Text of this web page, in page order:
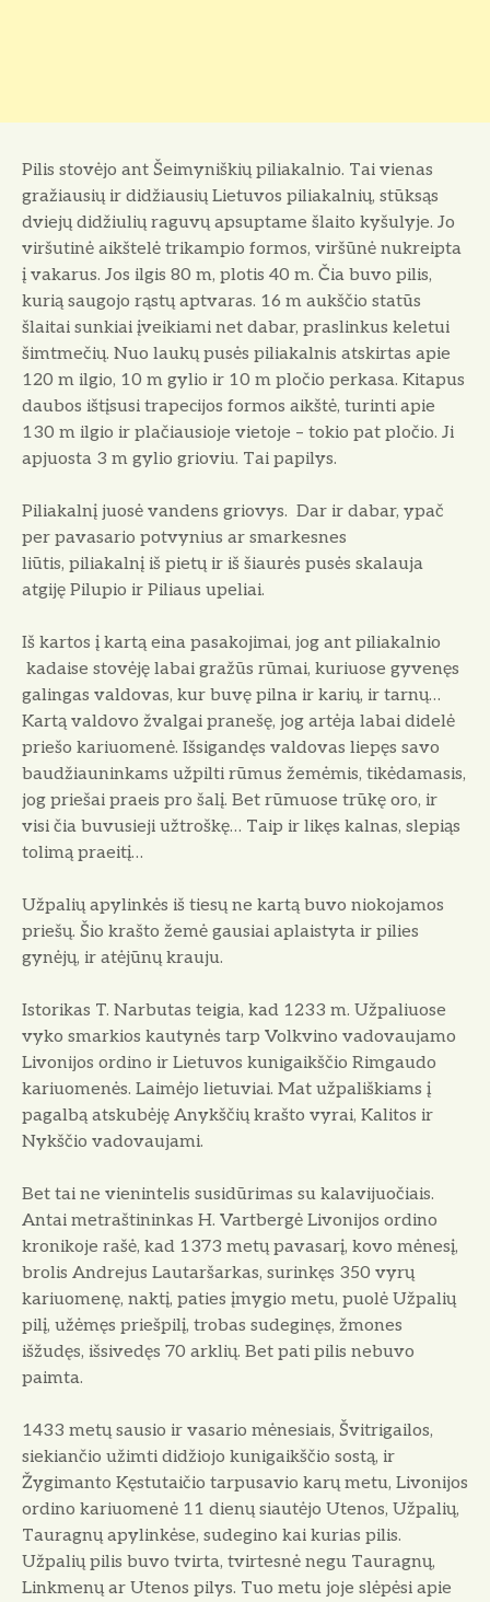
Pilis stovėjo ant Šeimyniškių piliakalnio. Tai vienas
gražiausių ir didžiausių Lietuvos piliakalnių, stūksąs
dviejų didžiulių raguvų apsuptame šlaito kyšulyje. Jo
viršutinė aikštelė trikampio formos, viršūnė nukreipta
į vakarus. Jos ilgis 80 m, plotis 40 m. Čia buvo pilis,
kurią saugojo rąstų aptvaras. 16 m aukščio statūs
šlaitai sunkiai įveikiami net dabar, praslinkus keletui
šimtmečių. Nuo laukų pusės piliakalnis atskirtas apie
120 m ilgio, 10 m gylio ir 10 m pločio perkasa. Kitapus
daubos ištįsusi trapecijos formos aikštė, turinti apie
130 m ilgio ir plačiausioje vietoje – tokio pat pločio. Ji
apjuosta 3 m gylio grioviu. Tai papilys.
Piliakalnį juosė vandens griovys. Dar ir dabar, ypač
per pavasario potvynius ar smarkesnes
liūtis, piliakalnį iš pietų ir iš šiaurės pusės skalauja
atgiję Pilupio ir Piliaus upeliai.
Iš kartos į kartą eina pasakojimai, jog ant piliakalnio
kadaise stovėję labai gražūs rūmai, kuriuose gyvenęs
galingas valdovas, kur buvę pilna ir karių, ir tarnų…
Kartą valdovo žvalgai pranešę, jog artėja labai didelė
priešo kariuomenė. Išsigandęs valdovas liepęs savo
baudžiauninkams užpilti rūmus žemėmis, tikėdamasis,
jog priešai praeis pro šalį. Bet rūmuose trūkę oro, ir
visi čia buvusieji užtroškę… Taip ir likęs kalnas, slepiąs
tolimą praeitį…
Užpalių apylinkės iš tiesų ne kartą buvo niokojamos
priešų. Šio krašto žemė gausiai aplaistyta ir pilies
gynėjų, ir atėjūnų krauju.
Istorikas T. Narbutas teigia, kad 1233 m. Užpaliuose
vyko smarkios kautynės tarp Volkvino vadovaujamo
Livonijos ordino ir Lietuvos kunigaikščio Rimgaudo
kariuomenės. Laimėjo lietuviai. Mat užpališkiams į
pagalbą atskubėję Anykščių krašto vyrai, Kalitos ir
Nykščio vadovaujami.
Bet tai ne vienintelis susidūrimas su kalavijuočiais.
Antai metraštininkas H. Vartbergė Livonijos ordino
kronikoje rašė, kad 1373 metų pavasarį, kovo mėnesį,
brolis Andrejus Lautaršarkas, surinkęs 350 vyrų
kariuomenę, naktį, paties įmygio metu, puolė Užpalių
pilį, užėmęs priešpilį, trobas sudeginęs, žmones
išžudęs, išsivedęs 70 arklių. Bet pati pilis nebuvo
paimta.
1433 metų sausio ir vasario mėnesiais, Švitrigailos,
siekiančio užimti didžiojo kunigaikščio sostą, ir
Žygimanto Kęstutaičio tarpusavio karų metu, Livonijos
ordino kariuomenė 11 dienų siautėjo Utenos, Užpalių,
Tauragnų apylinkėse, sudegino kai kurias pilis.
Užpalių pilis buvo tvirta, tvirtesnė negu Tauragnų,
Linkmenų ar Utenos pilys. Tuo metu joje slėpėsi apie